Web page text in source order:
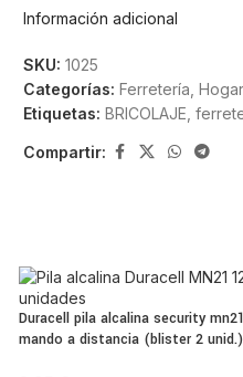
Este producto asegura una
múltiples superficies. Por
porcelana hasta cuero,
ligera flexibilidad que evita
rastro de pegamento. Es el
Calidad Gomagom
La marca Gomagom ha
Información adicional
SKU:1025
Categorías: Ferretería Hogar
Etiquetas: BRICOLAJE
Compartir:
Duracell pila alcalina security
mando a distancia (blister 2